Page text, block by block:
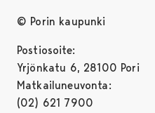
© Porin kaupunki
Postiosoite:
Yrjönkatu 6, 28100 Pori
Matkailuneuvonta:
(02) 621 7900